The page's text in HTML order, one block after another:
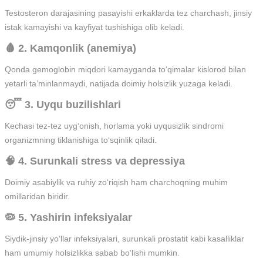
Testosteron darajasining pasayishi erkaklarda tez charchash, jinsiy
istak kamayishi va kayfiyat tushishiga olib keladi.
🩸 2. Kamqonlik (anemiya)
Qonda gemoglobin miqdori kamayganda to‘qimalar kislorod bilan
yetarli ta’minlanmaydi, natijada doimiy holsizlik yuzaga keladi.
😴 3. Uyqu buzilishlari
Kechasi tez-tez uyg‘onish, horlama yoki uyqusizlik sindromi
organizmning tiklanishiga to‘sqinlik qiladi.
🧠 4. Surunkali stress va depressiya
Doimiy asabiylik va ruhiy zo‘riqish ham charchoqning muhim
omillaridan biridir.
🦠 5. Yashirin infeksiyalar
Siydik-jinsiy yo‘llar infeksiyalari, surunkali prostatit kabi kasalliklar
ham umumiy holsizlikka sabab bo‘lishi mumkin.